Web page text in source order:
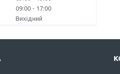
09:00
17:00
Вихідний